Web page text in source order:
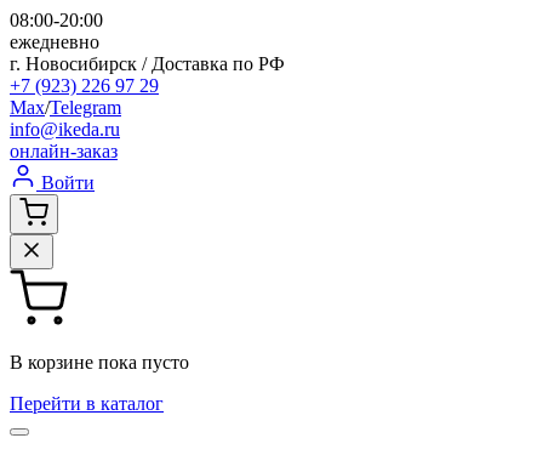
08:00-20:00
ежедневно
г. Новосибирск / Доставка по РФ
+7 (923) 226 97 29
Max/Telegram
info@ikeda.ru
онлайн-заказ
Войти
В корзине пока пусто
Перейти в каталог